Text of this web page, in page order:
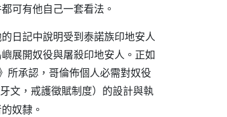
可有他自己一套看法。
日記中說明受到泰諾族印地安人
展開奴役與屠殺印地安人。正如
所承認，哥倫佈個人必需對奴役
文，戒護徵賦制度）的設計與執
奴隸。